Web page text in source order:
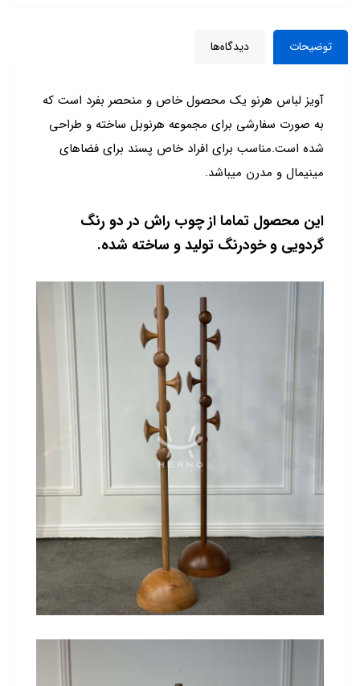
توضیحات دیدگاه‌ها
آویز لباس هرنو یک محصول خاص و منحصر بفرد است که
به صورت سفارشی برای مجموعه هرنوبل ساخته و طراحی
شده است.مناسب برای افراد خاص پسند برای فضاهای
مینیمال و مدرن میباشد.
این محصول تماما از چوب راش در دو رنگ
گردویی و خودرنگ تولید و ساخته شده.